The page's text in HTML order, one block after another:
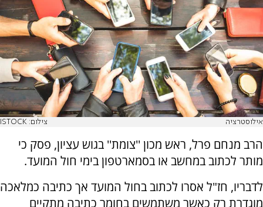
אילוסטרציה צילום: ISTOCK
הרב מנחם פרל, ראש מכון ''צומת'' בגוש עציון, פסק כי
מותר לכתוב במחשב או בסמארטפון בימי חול המועד.
לדבריו, חז"ל אסרו לכתוב בחול המועד אך כתיבה כמלאכה
מוגדרת רק כאשר משתמשים בחומר כתיבה מתקיים